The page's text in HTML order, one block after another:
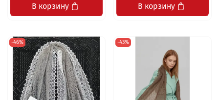
В корзину В корзину
-46% -43%